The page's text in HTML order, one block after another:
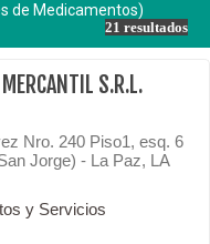
de Medicamentos)
21 resultados
S.R.L.
Nro. 240 Piso1, esq. 6
Jorge) - La Paz, LA
y Servicios